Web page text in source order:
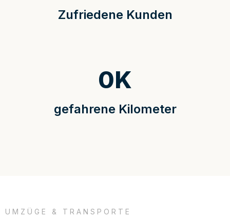
Zufriedene Kunden
gefahrene Kilometer
0K
UMZÜGE & TRANSPORTE